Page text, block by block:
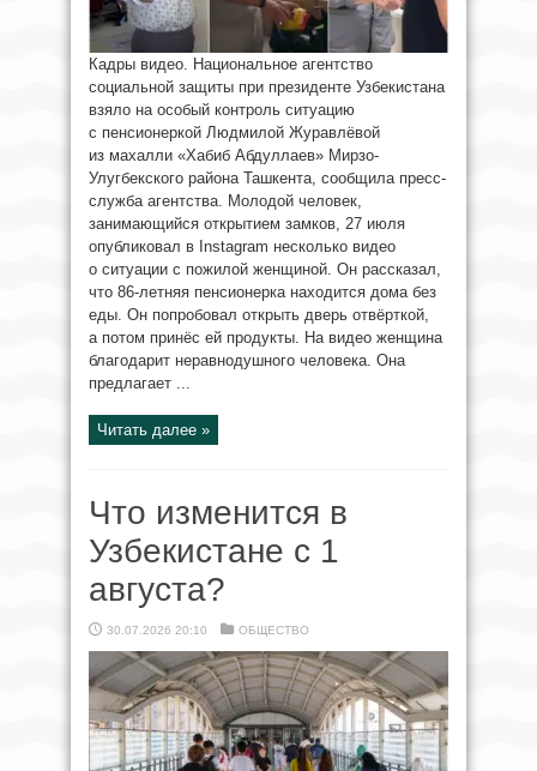
Кадры видео. Национальное агентство
социальной защиты при президенте Узбекистана
взяло на особый контроль ситуацию
с пенсионеркой Людмилой Журавлёвой
из махалли «Хабиб Абдуллаев» Мирзо-
Улугбекского района Ташкента, сообщила пресс-
служба агентства. Молодой человек,
занимающийся открытием замков, 27 июля
опубликовал в Instagram несколько видео
о ситуации с пожилой женщиной. Он рассказал,
что 86-летняя пенсионерка находится дома без
еды. Он попробовал открыть дверь отвёрткой,
а потом принёс ей продукты. На видео женщина
благодарит неравнодушного человека. Она
предлагает ...
Читать далее »
Что изменится в
Узбекистане с 1
августа?
30.07.2026 20:10 ОБЩЕСТВО